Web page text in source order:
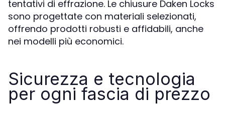
tentativi di effrazione. Le chiusure Daken Locks
sono progettate con materiali selezionati,
offrendo prodotti robusti e affidabili, anche
nei modelli più economici.
Sicurezza e tecnologia
per ogni fascia di prezzo